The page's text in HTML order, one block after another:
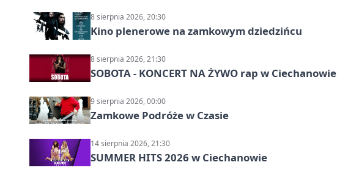
8 sierpnia 2026, 20:30
Kino plenerowe na zamkowym dziedzińcu
8 sierpnia 2026, 21:30
SOBOTA - KONCERT NA ŻYWO rap w Ciechanowie
9 sierpnia 2026, 00:00
Zamkowe Podróże w Czasie
14 sierpnia 2026, 21:30
SUMMER HITS 2026 w Ciechanowie